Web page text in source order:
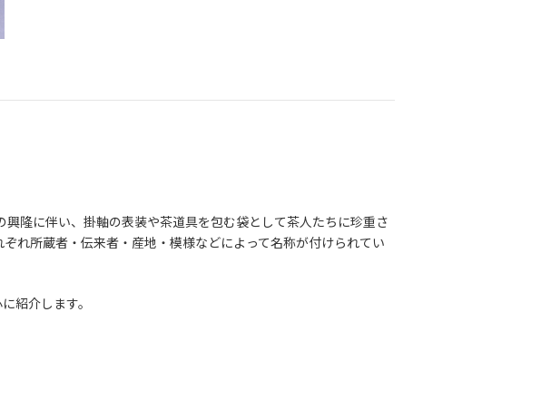
隆に伴い、掛軸の表装や茶道具を包む袋として茶人たちに珍重さ
れ所蔵者・伝来者・産地・模様などによって名称が付けられてい
紹介します。